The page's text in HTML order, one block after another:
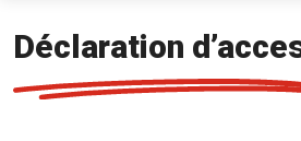
Déclaration